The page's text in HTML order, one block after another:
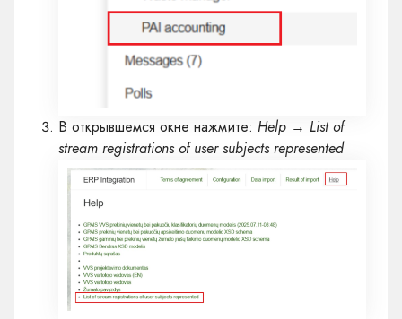
В открывшемся окне нажмите: Help → List of
stream registrations of user subjects represented